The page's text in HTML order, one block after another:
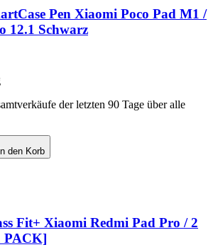
Pen Xiaomi Poco Pad M1 /
12.1 Schwarz
der letzten 90 Tage über alle
In den Korb
Fit+ Xiaomi Redmi Pad Pro / 2
PACK]